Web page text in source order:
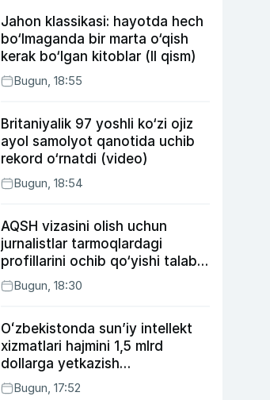
Jahon klassikasi: hayotda hech
bo‘lmaganda bir marta o‘qish
kerak bo‘lgan kitoblar (II qism)
Bugun, 18:55
Britaniyalik 97 yoshli ko‘zi ojiz
ayol samolyot qanotida uchib
rekord o‘rnatdi (video)
Bugun, 18:54
AQSH vizasini olish uchun
jurnalistlar tarmoqlardagi
profillarini ochib qo‘yishi talab
etilishi mumkin
Bugun, 18:30
Oʻzbekistonda sunʼiy intellekt
xizmatlari hajmini 1,5 mlrd
dollarga yetkazish
rejalashtirilmoqda
Bugun, 17:52